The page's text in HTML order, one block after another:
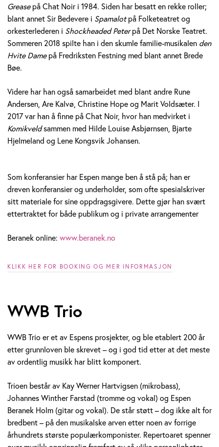
Greasepå Chat Noir i 1984. Siden har besatt en rekke roller;
blant annet Sir Bedevere i Spamalotpå Folketeatret og
orkesterlederen i Shockheaded Peterpå Det Norske Teatret.
Sommeren 2018 spilte han i den skumle familie-musikalen den
Hvite Damepå Fredriksten Festning med blant annet Brede
Bøe.
Videre har han også samarbeidet med blant andre Rune
Andersen, Are Kalvø, Christine Hope og Marit Voldsæter. I
2017 var han å finne på Chat Noir, hvor han medvirket i
Komikveldsammen med Hilde Louise Asbjørnsen, Bjarte
Hjelmeland og Lene Kongsvik Johansen.
Som konferansier har Espen mange ben å stå på; han er
dreven konferansier og underholder, som ofte spesialskriver
sitt materiale for sine oppdragsgivere. Dette gjør han svært
ettertraktet for både publikum og i private arrangementer
Beranek online: www.beranek.no
KLIKK HER FOR BOOKING OG MER INFORMASJON
WWB Trio
WWB Trio er et av Espens prosjekter, og ble etablert 200 år
etter grunnloven ble skrevet – og i god tid etter at det meste
av ordentlig musikk har blitt komponert.
Trioen består av Kay Werner Hartvigsen (mikrobass),
Johannes Winther Farstad (tromme og vokal) og Espen
Beranek Holm (gitar og vokal). De står støtt – dog ikke alt for
bredbent – på den musikalske arven etter noen av forrige
århundrets største populærkomponister. Repertoaret spenner